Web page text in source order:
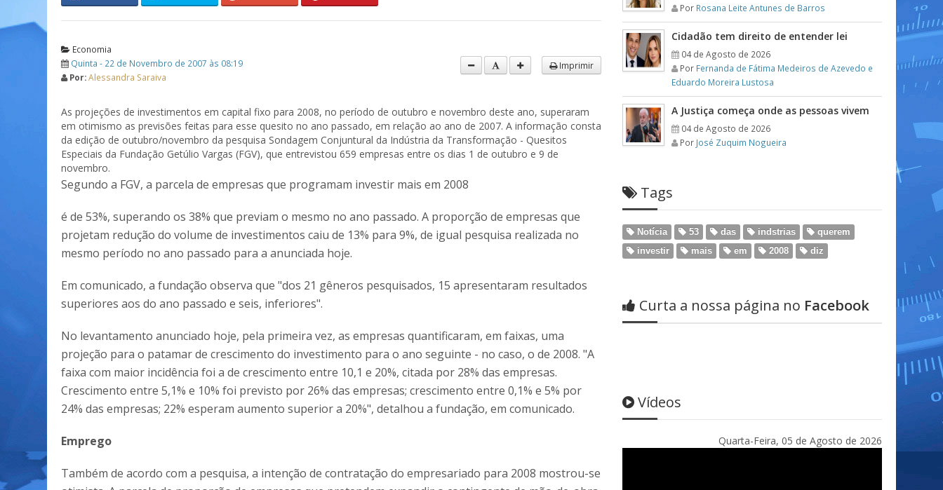
Economia
Quinta - 22 de Novembro de 2007 às 08:19
Por:Alessandra Saraiva
Imprimir
As projeções de investimentos em capital fixo para 2008, no período de outubro e novembro deste ano, superaram
em otimismo as previsões feitas para esse quesito no ano passado, em relação ao ano de 2007. A informação consta
da edição de outubro/novembro da pesquisa Sondagem Conjuntural da Indústria da Transformação - Quesitos
Especiais da Fundação Getúlio Vargas (FGV), que entrevistou 659 empresas entre os dias 1 de outubro e 9 de
novembro.
Segundo a FGV, a parcela de empresas que programam investir mais em 2008
é de 53%, superando os 38% que previam o mesmo no ano passado. A proporção de empresas que
projetam redução do volume de investimentos caiu de 13% para 9%, de igual pesquisa realizada no
mesmo período no ano passado para a anunciada hoje.
Em comunicado, a fundação observa que "dos 21 gêneros pesquisados, 15 apresentaram resultados
superiores aos do ano passado e seis, inferiores".
No levantamento anunciado hoje, pela primeira vez, as empresas quantificaram, em faixas, uma
projeção para o patamar de crescimento do investimento para o ano seguinte - no caso, o de 2008. "A
faixa com maior incidência foi a de crescimento entre 10,1 e 20%, citada por 28% das empresas.
Crescimento entre 5,1% e 10% foi previsto por 26% das empresas; crescimento entre 0,1% e 5% por
24% das empresas; 22% esperam aumento superior a 20%", detalhou a fundação, em comunicado.
Emprego
Também de acordo com a pesquisa, a intenção de contratação do empresariado para 2008 mostrou-se
Por Rosana Leite Antunes de Barros
Cidadão tem direito de entender lei
04 de Agosto de 2026
Por Fernanda de Fátima Medeiros de Azevedo e
Eduardo Moreira Lustosa
A Justiça começa onde as pessoas vivem
04 de Agosto de 2026
Por José Zuquim Nogueira
Tags
Notícia 53 das indstrias
querem
investir
mais em 2008 diz
Curta a nossa página no Facebook
Vídeos
Quarta-Feira, 05 de Agosto de 2026